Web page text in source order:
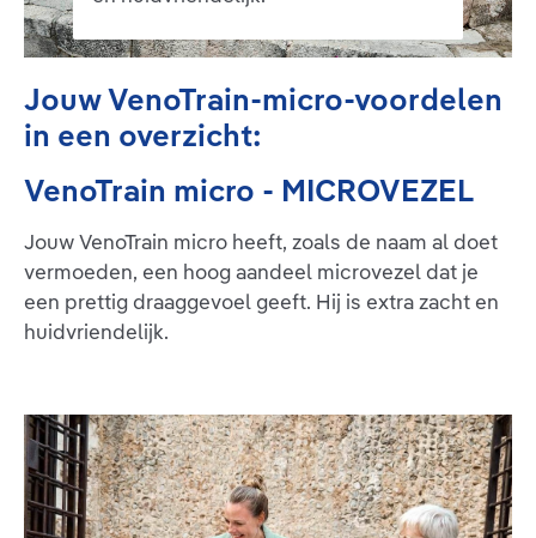
Jouw VenoTrain-micro-voordelen
in een overzicht:
VenoTrain micro - MICROVEZEL
Jouw VenoTrain micro heeft, zoals de naam al doet
vermoeden, een hoog aandeel microvezel dat je
een prettig draaggevoel geeft. Hij is extra zacht en
huidvriendelijk.